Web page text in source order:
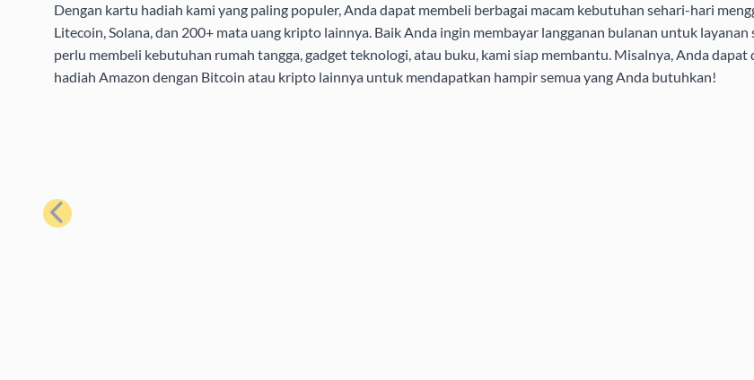
Dengan kartu hadiah kami yang paling populer, Anda dapat membeli berbagai macam kebutuhan sehari-hari
Litecoin, Solana, dan 200+ mata uang kripto lainnya. Baik Anda ingin membayar langganan bulanan untuk
perlu membeli kebutuhan rumah tangga, gadget teknologi, atau buku, kami siap membantu. Misalnya, Anda
hadiah Amazon dengan Bitcoin atau kripto lainnya untuk mendapatkan hampir semua yang Anda butuhkan!
Sebelumnya